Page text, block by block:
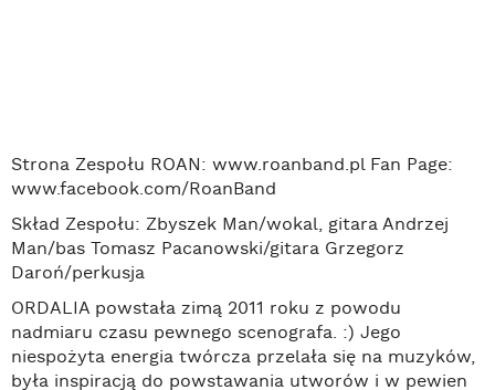
Strona Zespołu ROAN: www.roanband.pl Fan Page:
www.facebook.com/RoanBand
Skład Zespołu: Zbyszek Man/wokal, gitara Andrzej
Man/bas Tomasz Pacanowski/gitara Grzegorz
Daroń/perkusja
ORDALIA powstała zimą 2011 roku z powodu
nadmiaru czasu pewnego scenografa. :) Jego
niespożyta energia twórcza przelała się na muzyków,
była inspiracją do powstawania utworów i w pewien